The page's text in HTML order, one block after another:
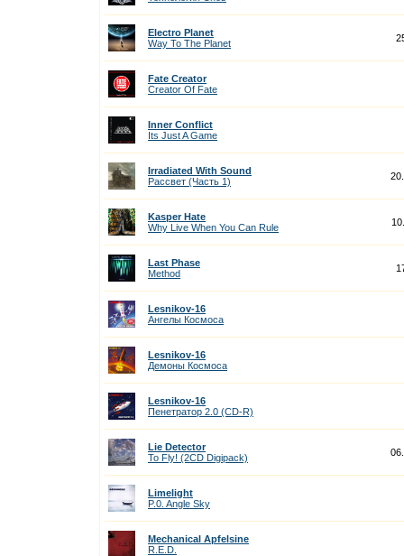
Electro Planet
Way To The Planet
Fate Creator
Creator Of Fate
Inner Conflict
Its Just A Game
Irradiated With Sound
Рассвет (Часть 1)
Kasper Hate
Why Live When You Can Rule
Last Phase
Method
Lesnikov-16
Ангелы Космоса
Lesnikov-16
Демоны Космоса
Lesnikov-16
Пенетратор 2.0 (CD-R)
Lie Detector
To Fly! (2CD Digipack)
Limelight
P.0. Angle Sky
Mechanical Apfelsine
R.E.D.